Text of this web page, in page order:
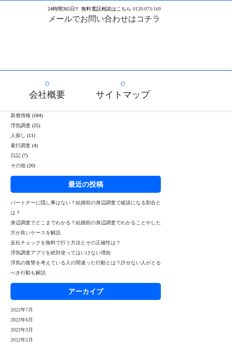
24時間365日!! 無料電話相談はこちら 0120-073-169
メールでお問い合わせはコチラ
会社概要 サイトマップ
新着情報 (184)
浮気調査 (25)
人探し
(11)
素行調査 (4)
日記 (7)
その他 (20)
最近の投稿
パートナーに隠し事はない？結婚前の身辺調査で破談になる割合と
は？
身辺調査でどこまでわかる？結婚前の身辺調査でわかることやした
方が良いケースを解説
反社チェックを無料で行う方法とその正確性は？
浮気調査アプリを絶対使ってはいけない理由
浮気の復讐を考えている人の間違った行動とは？許せない人がとる
べき行動も解説
アーカイブ
2022年7月
2022年6月
2022年3月
2022年2月